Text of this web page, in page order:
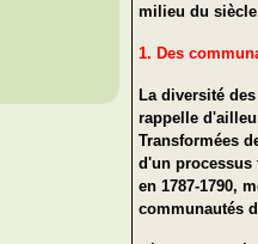
milieu du
1. Des
La diversité
rappelle
Transformées
d'un processus
en 1787-1790,
communautés